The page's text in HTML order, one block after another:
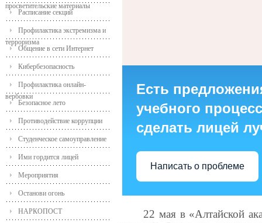
просветительские материалы
Расписание секций
Профилактика экстремизма и
терроризма
Общение в сети Интернет
Кибербезопасность
Профилактика онлайн-
вербовки
Безопасное лето
Противодействие коррупции
Студенческое самоуправление
Ими гордится лицей
Мероприятия
Останови огонь
НАРКОПОСТ
Есть
учебного
сделать лицей
Написать о проблеме
22 мая в «Алтайской